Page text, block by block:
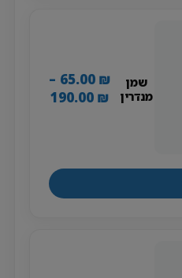
שמן
מנדרין
65.00 ₪
–
190.00 ₪
טווח